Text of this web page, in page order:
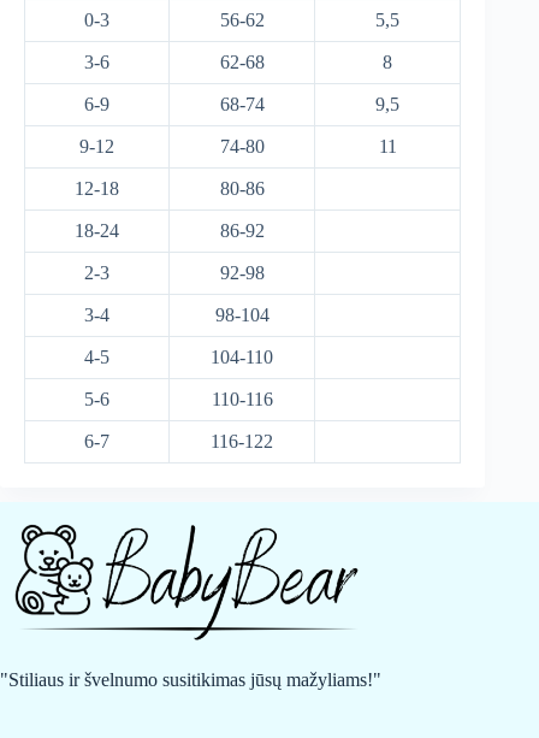
0-3 56-62 5,5
3-6 62-68 8
6-9 68-74 9,5
9-12 74-80 11
12-18 80-86
18-24 86-92
2-3 92-98
3-4 98-104
4-5 104-110
5-6 110-116
6-7 116-122
"Stiliaus ir švelnumo susitikimas jūsų mažyliams!"